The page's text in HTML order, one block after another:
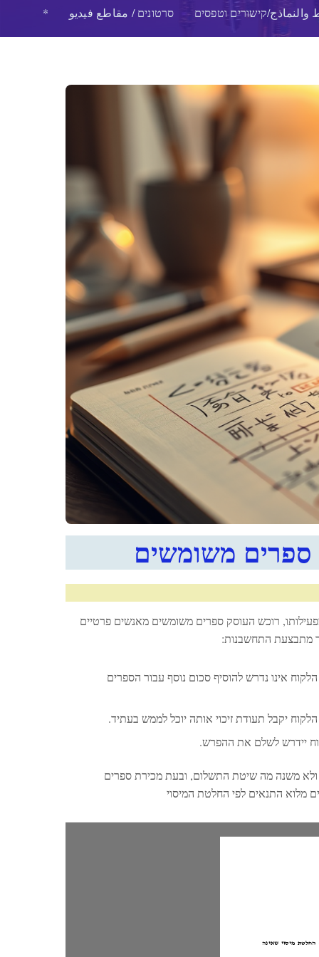
والنماذج/קישורים וטפסים סרטונים / مقاطع فيديو *
משומשים
רוכש העוסק ספרים משומשים מאנשים פרטיים
מתבצעת התחשבנות:
אינו נדרש להוסיף סכום נוסף עבור הספרים
יקבל תעודת זיכוי אותה יוכל לממש בעתיד.
יידרש לשלם את ההפרש.
משנה מה שיטת התשלום, ובעת מכירת ספרים
מלוא התנאים לפי החלטת המיסוי